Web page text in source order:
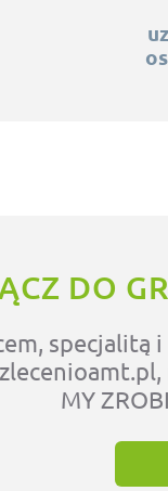
DO
specjalitą
MY